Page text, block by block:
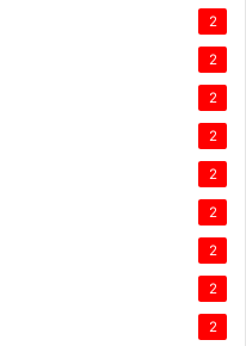
2
2
2
2
2
2
2
2
2